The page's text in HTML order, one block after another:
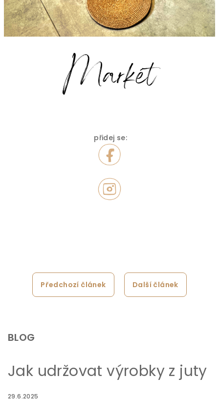
přidej se:
Předchozí článek Další článek
BLOG
Jak udržovat výrobky z juty
29.6.2025